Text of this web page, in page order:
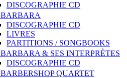
DISCOGRAPHIE CD
BARBARA
DISCOGRAPHIE CD
LIVRES
PARTITIONS / SONGBOOKS
BARBARA & SES INTERPRÈTES
DISCOGRAPHIE CD
BARBERSHOP QUARTET